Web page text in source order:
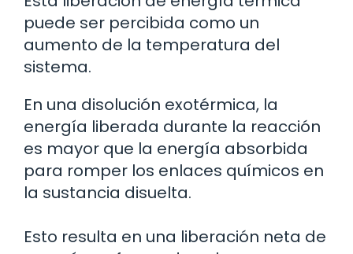
puede ser percibida como un
aumento de la temperatura del
sistema.
En una disolución exotérmica, la
energía liberada durante la reacción
es mayor que la energía absorbida
para romper los enlaces químicos en
la sustancia disuelta.
Esto resulta en una liberación neta de